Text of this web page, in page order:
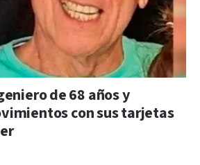
de 68 años y
con sus tarjetas